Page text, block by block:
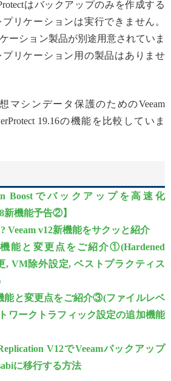
はバックアップのみを作成する
リケーションは実行できません。
ーション製品が別途用意されていま
リケーション用の製品はありませ
マシンデータ保護のためのVeeam
19.16の機能を比較していま
Boostでバックアップを高速化
新機能予告②】
Veeam v12新機能をサクッと紹介
機能と変更点をご紹介①(Hardened
, VM除外設定, ベストプラクティス
能と変更点をご紹介③(ファイルレベ
ワークトラフィック設定の追加機能
V12でVeeamバックアップ
に移行する方法